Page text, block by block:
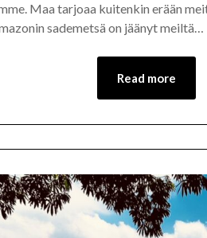
Maa tarjoaa kuitenkin erään
sademetsä on jäänyt meiltä…
Read more